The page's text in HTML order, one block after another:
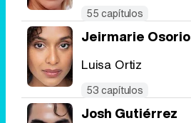
55 capítulos
Jeirmarie Osorio
Luisa Ortiz
53 capítulos
Josh Gutiérrez